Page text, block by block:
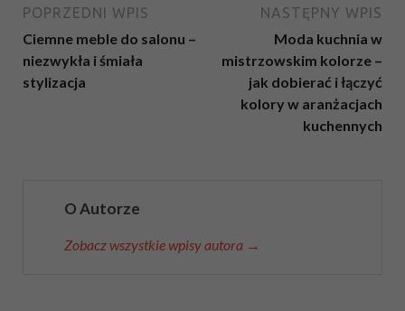
POPRZEDNI WPIS
Ciemne meble do salonu –
niezwykła i śmiała
stylizacja
NASTĘPNY WPIS
Moda kuchnia w
mistrzowskim kolorze –
jak dobierać i łączyć
kolory w aranżacjach
kuchennych
O Autorze
Zobacz wszystkie wpisy autora →